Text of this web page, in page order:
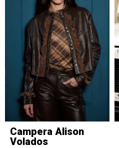
Campera Alison
Volados